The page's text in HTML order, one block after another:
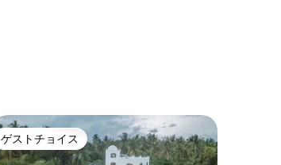
ゲストチョイス
ゲストチョイス